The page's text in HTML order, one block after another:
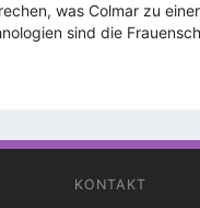
was Colmar zu
sind die
KONTAKT